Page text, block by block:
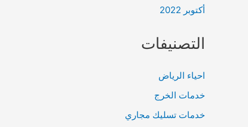
أكتوبر 2022
التصنيفات
احياء الرياض
خدمات الخرج
خدمات تسليك مجاري